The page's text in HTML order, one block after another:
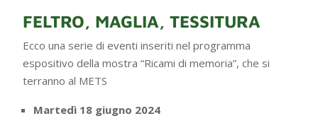
FELTRO, MAGLIA, TESSITURA
Ecco una serie di eventi inseriti nel programma
espositivo della mostra “Ricami di memoria”, che si
terranno al METS
Martedì 18 giugno 2024